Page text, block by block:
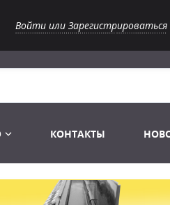
Войти или Зарегистрироваться
Лампы Винтаж Ретро Декор
Распродажа
КОНТАКТЫ